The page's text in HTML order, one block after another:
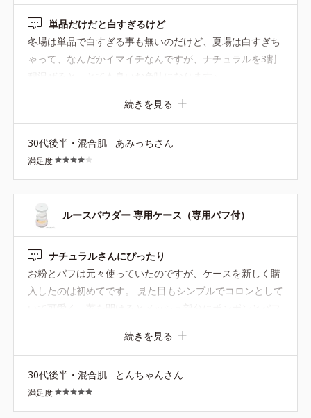
単品だけだと白すぎるけど
冬場は単品で白すぎる事も無いのだけど、夏場は白すぎち
ゃって、なんだかイマイチなんですが、ナチュラルを3割
続きを見る
30代後半・混合肌 あみっちさん
満足度
ルースパウダー 専用ケース（専用パフ付）
ナチュラルさんにぴったり
お粉とパフは元々使っていたのですが、ケースを新しく購
入したのは初めてです。 見た目もシンプルでコロンとして
良い加減でつくので、ナチュラルに仕上がります。持ち運
びもできてとても重宝してます。
続きを見る
30代後半・混合肌 とんちゃんさん
満足度